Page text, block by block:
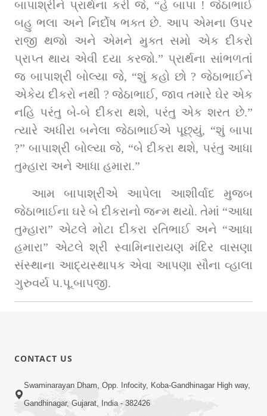
બાપાશ્રીને પ્રાર્થના કરી જે, “હે બાપા ! જેઠાભાઈ
બહુ ભલા અને નિર્દોષ ભક્ત છે. આપ એમના ઉપર
રાજી થજો અને એમને મુક્ત સમો એક દીકરો
પ્રાપ્ત થાય એવી દયા કરજો.” પ્રાર્થના સાંભળતાં
જ બાપાશ્રી બોલ્યા જે, “શું કહો છો ? જેઠાભાઈને
એકેય દીકરો નથી ? જેઠાભાઈ, જાવ તમારે ઘેર એક
નહિ પરંતુ બે-બે દીકરા થશે, પરંતુ એક શરત છે.”
ત્યારે અધીરા બનેલા જેઠાભાઈએ પૂછ્યું, “શું બાપા
?” બાપાશ્રી બોલ્યા જે, “બે દીકરા થશે, પરંતુ આધા
તુમ્હારા અને આધા હમારા.”
આમ બાપાશ્રીએ આપેલા આશીર્વાદ મુજબ
જેઠાભાઈના ઘરે બે દીકરાનો જન્મ થયો. તેમાં “આધા
તુમ્હારા” એટલે મોટા દીકરા રતિભાઈ અને “આધા
હમારા” એટલે શ્રી સ્વામિનારાયણ મંદિર વાસણા
સંસ્થાના આદ્યસ્થાપક એવા આપણા સૌના વ્હાલા
ગુરુવર્ય પ.પૂ.બાપજી.
CONTACT US
Swaminarayan Dham, Opp. Infocity, Koba-Gandhinagar High way,
Gandhinagar, Gujarat, India - 382426